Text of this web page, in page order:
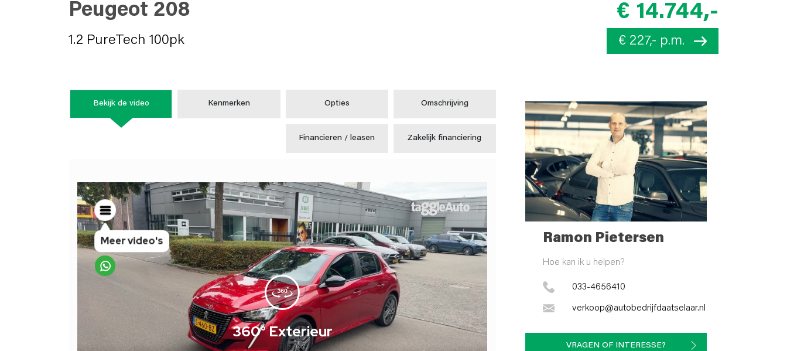
Peugeot 208
1.2 PureTech 100pk
€ 14.744,-
€ 227,- p.m.
Bekijk de video Kenmerken Opties Omschrijving
Financieren / leasen Zakelijk financiering
Ramon Pietersen
Hoe kan ik u helpen?
033-4656410
verkoop@autobedrijfdaatselaar.nl
VRAGEN OF INTERESSE?